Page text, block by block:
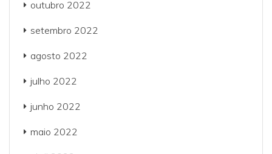
outubro 2022
setembro 2022
agosto 2022
julho 2022
junho 2022
maio 2022